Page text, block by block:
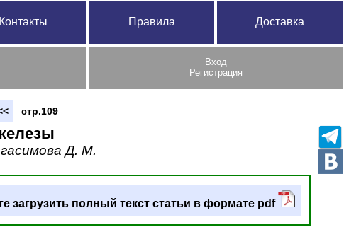
Контакты Правила Доставка
Вход
Регистрация
стр.109
Д. М.
загрузить полный текст статьи в формате pdf